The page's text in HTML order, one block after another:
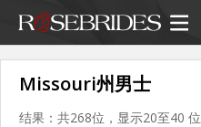
Missouri州男士
结果：共268位，显示20至40 位